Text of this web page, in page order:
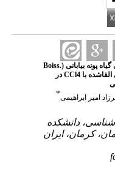
بررسی اثر حفاظتی عصاره هیدروالکلی گیاه پونه بیابانی (.Boiss
Nepeta ispahanica) بر آسیب حاد کبدی القاشده با CCl4 در
امیر ابراهیمی*
دانشکده
کرمان، ایران